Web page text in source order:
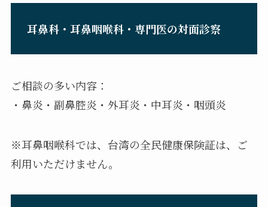
耳鼻科・耳鼻咽喉科・専門医の対面診察
ご相談の多い内容：
・鼻炎・副鼻腔炎・外耳炎・中耳炎・咽頭炎
※耳鼻咽喉科では、台湾の全民健康保険証は、ご
利用いただけません。